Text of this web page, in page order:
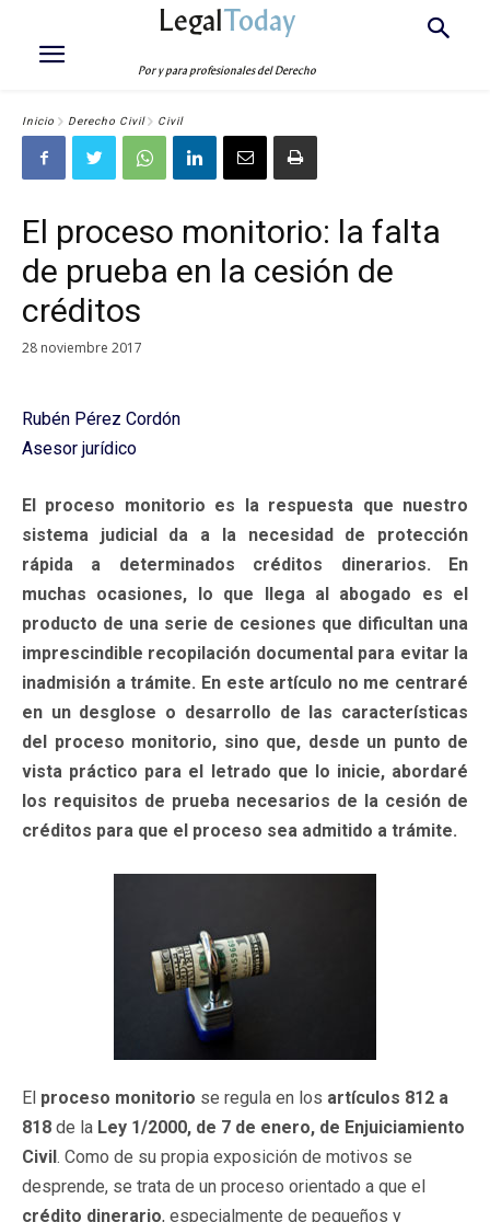
LegalToday
Por y para profesionales del Derecho
Inicio Derecho Civil Civil
El proceso monitorio: la falta
de prueba en la cesión de
créditos
28 noviembre 2017
Rubén Pérez Cordón
Asesor jurídico
El proceso monitorio es la respuesta que nuestro
sistema judicial da a la necesidad de protección
rápida a determinados créditos dinerarios. En
muchas ocasiones, lo que llega al abogado es el
producto de una serie de cesiones que dificultan una
imprescindible recopilación documental para evitar la
inadmisión a trámite. En este artículo no me centraré
en un desglose o desarrollo de las características
del proceso monitorio, sino que, desde un punto de
vista práctico para el letrado que lo inicie, abordaré
los requisitos de prueba necesarios de la cesión de
créditos para que el proceso sea admitido a trámite.
El proceso monitorio se regula en los artículos 812 a
818 de la Ley 1/2000, de 7 de enero, de Enjuiciamiento
Civil. Como de su propia exposición de motivos se
desprende, se trata de un proceso orientado a que el
crédito dinerario, especialmente de pequeños y